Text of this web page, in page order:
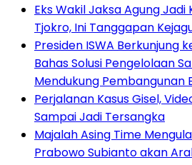
Eks Wakil Jaksa Agung Jadi
Tjokro, Ini Tanggapan
Presiden ISWA Berkunjung
Bahas Solusi Pengelolaan
Mendukung Pembangunan
Perjalanan Kasus Gisel,
Sampai Jadi Tersangka
Majalah Asing Time
Prabowo Subianto akan